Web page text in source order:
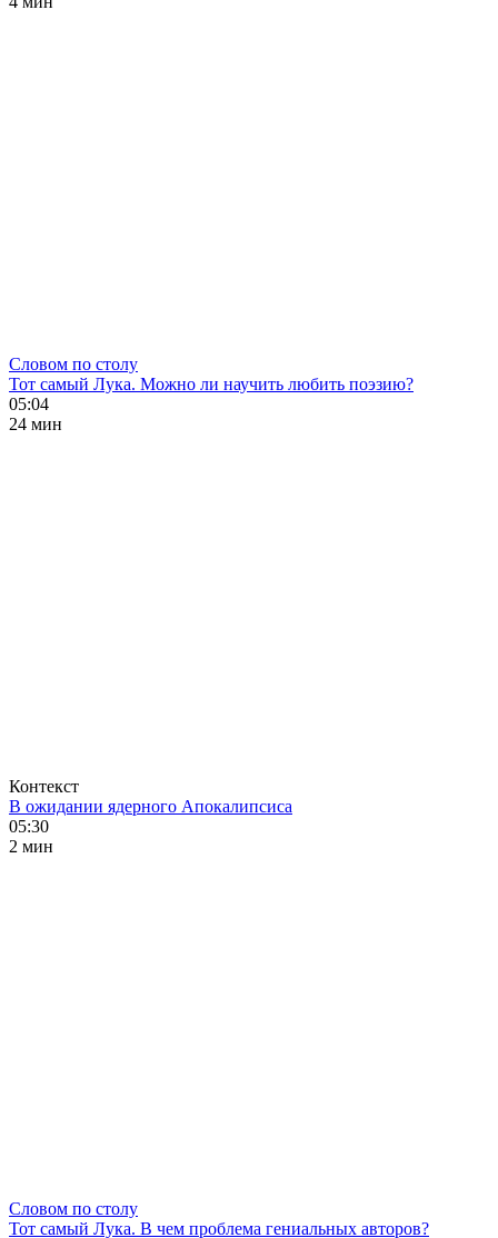
Словом по столу
Тот самый Лука. Можно ли научить любить поэзию?
05:04
24 мин
Контекст
В ожидании ядерного Апокалипсиса
05:30
2 мин
Словом по столу
Тот самый Лука. В чем проблема гениальных авторов?